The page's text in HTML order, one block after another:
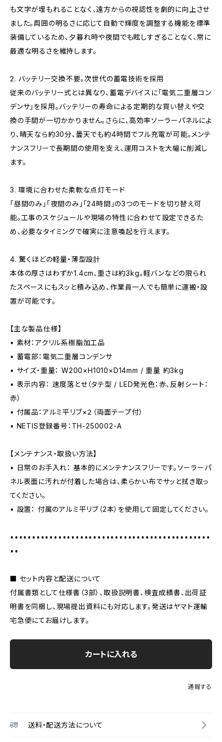
も文字が埋もれることなく、遠方からの視認性を劇的に向上させ
ました。周囲の明るさに応じて自動で輝度を調整する機能を標準
装備しているため、夕暮れ時や夜間でも眩しすぎることなく、常に
最適な明るさを維持します。
2. バッテリー交換不要。次世代の蓄電技術を採用
従来のバッテリー式とは異なり、蓄電デバイスに「電気二重層コン
デンサ」を採用。バッテリーの寿命による定期的な買い替えや交
換の手間が一切かかりません。さらに、高効率ソーラーパネルによ
り、晴天なら約30分、曇天でも約4時間でフル充電が可能。メンテ
ナンスフリーで長期間の使用を支え、運用コストを大幅に削減し
ます。
3. 環境に合わせた柔軟な点灯モード
「昼間のみ」「夜間のみ」「24時間」の3つのモードを切り替え可
能。工事のスケジュールや現場の特性に合わせて設定できるた
め、必要なタイミングで確実に注意喚起を行えます。
4. 驚くほどの軽量・薄型設計
本体の厚さはわずか1.4cm、重さは約3kg。軽バンなどの限られ
たスペースにもスッと積み込め、作業員一人でも簡単に運搬・設
置が可能です。
【主な製品仕様】
• 素材：アクリル系樹脂加工品
• 蓄電部：電気二重層コンデンサ
• サイズ・重量： W200×H1010×D14mm / 重量 約3kg
• 表示内容： 速度落とせ（タテ型 / LED発光色：赤、反射シート：
赤）
• 付属品：アルミ平リブ×２（両面テープ付）
• NETIS登録番号：TH-250002-A
【メンテナンス・取扱い方法】
• 日常のお手入れ： 基本的にメンテナンスフリーです。ソーラーパ
ネル表面に汚れが付着した場合は、柔らかい布でサッと拭き取っ
てください。
• 設置： 付属のアルミ平リブ（2本）を使用して固定してください。
••••••••••••••••••••••••••••••••••••••••••••••
••
■ セット内容と配送について
付属書類として仕様書（3部）、取扱説明書、検査成績書、出荷証
明書を同梱し、現場提出資料にも対応します。発送はヤマト運輸
宅急便にてお届けします。
カートに入れる
通報する
送料・配送方法について